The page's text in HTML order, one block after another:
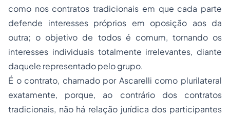
como nos contratos tradicionais em que cada parte
defende interesses próprios em oposição aos da
outra; o objetivo de todos é comum, tornando os
interesses individuais totalmente irrelevantes, diante
daquele representado pelo grupo.
É o contrato, chamado por Ascarelli como plurilateral
exatamente, porque, ao contrário dos contratos
tradicionais, não há relação jurídica dos participantes